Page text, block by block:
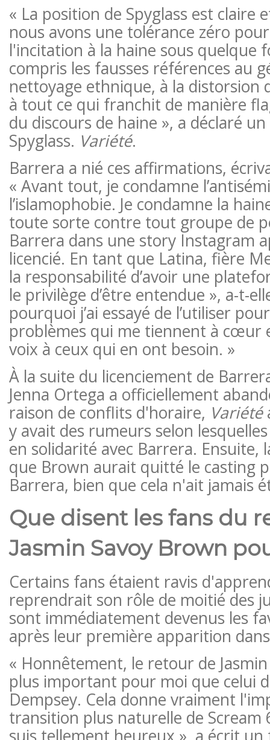
« La position de Spyglass est claire
nous avons une tolérance zéro
l'incitation à la haine sous quelque
compris les fausses références au
nettoyage ethnique, à la distorsion
à tout ce qui franchit de manière
du discours de haine », a déclaré
Spyglass. Variété.
Barrera a nié ces affirmations,
« Avant tout, je condamne
l’islamophobie. Je condamne la
toute sorte contre tout groupe de
Barrera dans une story Instagram
licencié. En tant que Latina, fière
la responsabilité d’avoir une
le privilège d’être entendue », a-t-
pourquoi j’ai essayé de l’utiliser
problèmes qui me tiennent à cœur
voix à ceux qui en ont besoin. »
À la suite du licenciement de
Jenna Ortega a officiellement
raison de conflits d'horaire, Variété
y avait des rumeurs selon
en solidarité avec Barrera. Ensuite,
que Brown aurait quitté le casting
Barrera, bien que cela n'ait jamais
Que disent les fans du
Jasmin Savoy Brown
Certains fans étaient ravis
reprendrait son rôle de moitié des
sont immédiatement devenus les
après leur première apparition
« Honnêtement, le retour de
plus important pour moi que celui
Dempsey. Cela donne vraiment
transition plus naturelle de Scream
suis tellement heureux », a écrit un